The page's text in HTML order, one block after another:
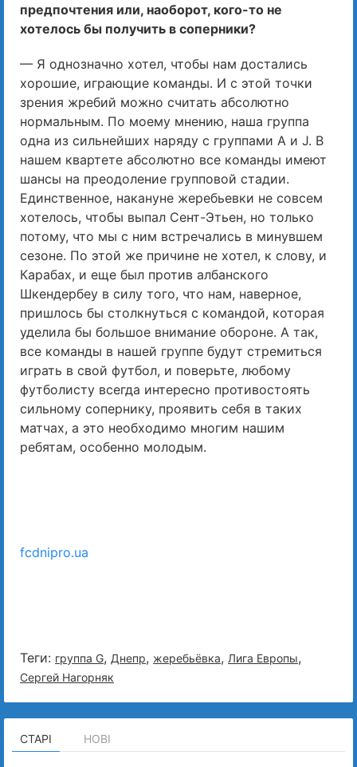
предпочтения или, наоборот, кого-то не
хотелось бы получить в соперники?
— Я однозначно хотел, чтобы нам достались
хорошие, играющие команды. И с этой точки
зрения жребий можно считать абсолютно
нормальным. По моему мнению, наша группа
одна из сильнейших наряду с группами A и J. В
нашем квартете абсолютно все команды имеют
шансы на преодоление групповой стадии.
Единственное, накануне жеребьевки не совсем
хотелось, чтобы выпал Сент-Этьен, но только
потому, что мы с ним встречались в минувшем
сезоне. По этой же причине не хотел, к слову, и
Карабах, и еще был против албанского
Шкендербеу в силу того, что нам, наверное,
пришлось бы столкнуться с командой, которая
уделила бы большое внимание обороне. А так,
все команды в нашей группе будут стремиться
играть в свой футбол, и поверьте, любому
футболисту всегда интересно противостоять
сильному сопернику, проявить себя в таких
матчах, а это необходимо многим нашим
ребятам, особенно молодым.
fcdnipro.ua
Теги: группа G, Днепр, жеребьёвка, Лига Европы,
Сергей Нагорняк
СТАРІ НОВІ